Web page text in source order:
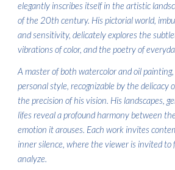
elegantly inscribes itself in the artistic
of the 20th century. His pictorial world,
and sensitivity, delicately explores the
vibrations of color, and the poetry of
A master of both watercolor and oil
personal style, recognizable by the delicacy
the precision of his vision. His landscapes,
lifes reveal a profound harmony between
emotion it arouses. Each work invites
inner silence, where the viewer is invited to
analyze.